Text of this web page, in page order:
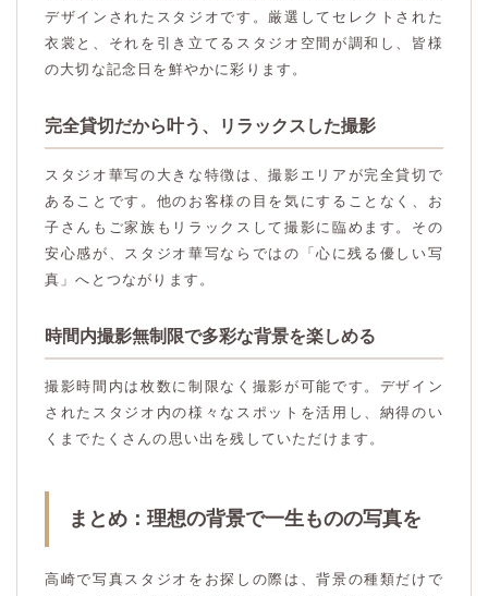
デザインされたスタジオです。厳選してセレクトされた
衣裳と、それを引き立てるスタジオ空間が調和し、皆様
の大切な記念日を鮮やかに彩ります。
完全貸切だから叶う、リラックスした撮影
スタジオ華写の大きな特徴は、撮影エリアが完全貸切で
あることです。他のお客様の目を気にすることなく、お
子さんもご家族もリラックスして撮影に臨めます。その
安心感が、スタジオ華写ならではの「心に残る優しい写
真」へとつながります。
時間内撮影無制限で多彩な背景を楽しめる
撮影時間内は枚数に制限なく撮影が可能です。デザイン
されたスタジオ内の様々なスポットを活用し、納得のい
くまでたくさんの思い出を残していただけます。
まとめ：理想の背景で一生ものの写真を
高崎で写真スタジオをお探しの際は、背景の種類だけで